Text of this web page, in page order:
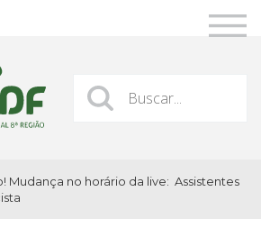
Mudança no horário da live: Assistentes